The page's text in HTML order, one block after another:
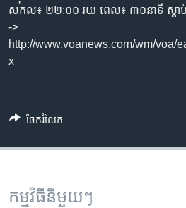
កាន់​
ទំព័រ​
ស្វែង​
រក
សកល៖ ២២:០០ រយៈពេល៖ ៣០​នាទី ស្តា
->
http://www.voanews.com/wm/voa/
x
ចែករំលែក
កម្មវិធី​នីមួយៗ